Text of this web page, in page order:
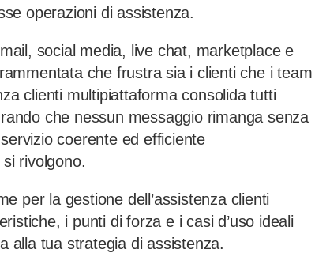
operazioni di assistenza.
social media, live chat, marketplace e
che frustra sia i clienti che i team
clienti multipiattaforma consolida tutti
che nessun messaggio rimanga senza
coerente ed efficiente
rivolgono.
per la gestione dell’assistenza clienti
i punti di forza e i casi d’uso ideali
alla tua strategia di assistenza.